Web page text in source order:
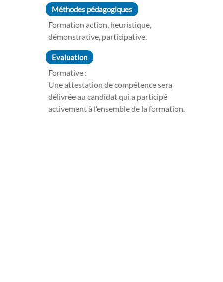
Méthodes pédagogiques
Formation action, heuristique,
démonstrative, participative.
Evaluation
Formative :
Une attestation de compétence sera
délivrée au candidat qui a participé
activement à l’ensemble de la formation.